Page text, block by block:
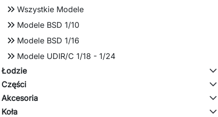
keyboard_double_arrow_right Wszystkie Modele
keyboard_double_arrow_right Modele BSD 1/10
keyboard_double_arrow_right Modele BSD 1/16
keyboard_double_arrow_right Modele UDIR/C 1/18 - 1/24
Łodzie
Części
Akcesoria
Koła